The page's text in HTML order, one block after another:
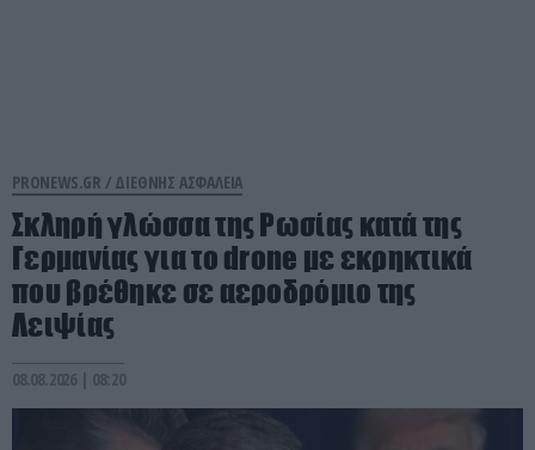
PRONEWS.GR / ΔΙΕΘΝΗΣ ΑΣΦΑΛΕΙΑ
Σκληρή γλώσσα της Ρωσίας κατά της
Γερμανίας για το drone με εκρηκτικά
που βρέθηκε σε αεροδρόμιο της
Λειψίας
08.08.2026 | 08:20